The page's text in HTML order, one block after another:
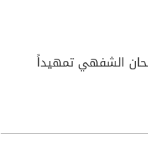
الشفهي تمهيداً